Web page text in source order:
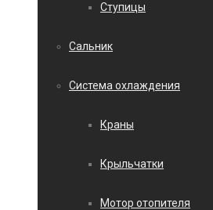
Ступицы
Сальник
Система охлаждения
Краны
Крыльчатки
Мотор отопителя